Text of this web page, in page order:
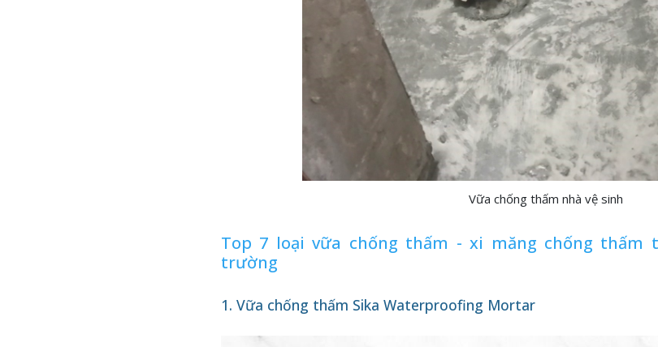
Vữa chống thấm nhà vệ sinh
Top 7 loại vữa chống thấm - xi măng chống
trường
1. Vữa chống thấm Sika Waterproofing Mortar